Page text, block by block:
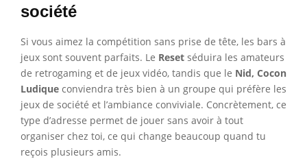
société
Si vous aimez la compétition sans prise de tête, les bars à
jeux sont souvent parfaits. Le Reset séduira les amateurs
de retrogaming et de jeux vidéo, tandis que le Nid, Cocon
Ludique conviendra très bien à un groupe qui préfère les
jeux de société et l’ambiance conviviale. Concrètement, ce
type d’adresse permet de jouer sans avoir à tout
organiser chez toi, ce qui change beaucoup quand tu
reçois plusieurs amis.